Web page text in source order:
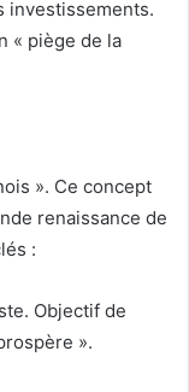
investissements.
« piège de la
». Ce concept
renaissance de
:
Objectif de
».